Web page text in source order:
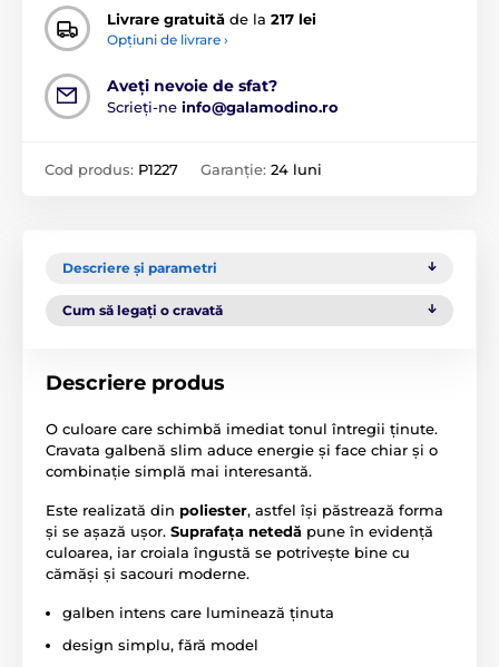
Livrare gratuită de la 217 lei
Opțiuni de livrare ›
Aveți nevoie de sfat?
Scrieți-ne info@galamodino.ro
Cod produs: P1227 Garanție: 24 luni
Descriere și parametri
Cum să legați o cravată
Descriere produs
O culoare care schimbă imediat tonul întregii ținute.
Cravata galbenă slim aduce energie și face chiar și o
combinație simplă mai interesantă.
Este realizată din poliester, astfel își păstrează forma
și se așază ușor. Suprafața netedă pune în evidență
culoarea, iar croiala îngustă se potrivește bine cu
cămăși și sacouri moderne.
galben intens care luminează ținuta
design simplu, fără model